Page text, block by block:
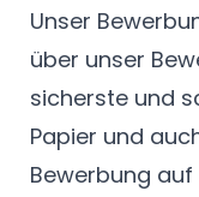
Unser
über unser
sicherste und
Papier und
Bewerbung